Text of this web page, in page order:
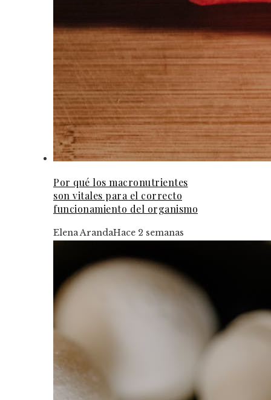
Por qué los macronutrientes
son vitales para el correcto
funcionamiento del organismo
Elena ArandaHace 2 semanas